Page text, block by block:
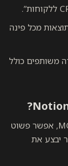
מכל פינה
משותפים כולל
כשמחברים בין קלוד ל-Notion באמצעות MCP, אפשר פשוט
יבצע את